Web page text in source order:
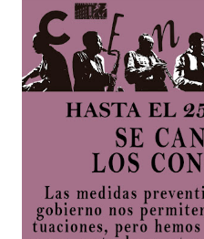
declaración de la Renta para
festival. Lúdicos pasos a
nos embarga. Visitamos la
Había que probar; nunca se
visitamos el programa de
en la nariz que viene este año.
Si quedan dos semanas para